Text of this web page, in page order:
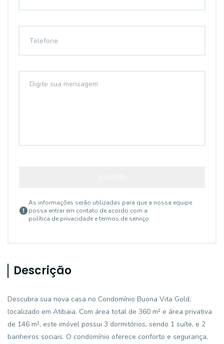
As informações serão utilizadas para que a nossa equipe
possa entrar em contato de acordo com a
política de privacidade e termos de serviço
Descrição
Descubra sua nova casa no Condomínio Buona Vita Gold,
localizado em Atibaia. Com área total de 360 m² e área privativa
de 146 m², este imóvel possui 3 dormitórios, sendo 1 suíte, e 2
banheiros sociais. O condomínio oferece conforto e segurança,